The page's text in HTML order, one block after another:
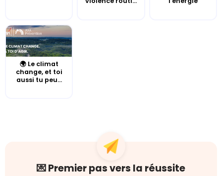
🌍 Le climat
change, et toi
aussi tu peu...
💌 Premier pas vers la réussite